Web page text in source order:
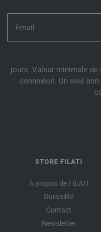
jours. Valeur minimale de
connexion. Un seul
STORE FILATI
À propos de FILATI
Durabilité
Contact
Newsletter